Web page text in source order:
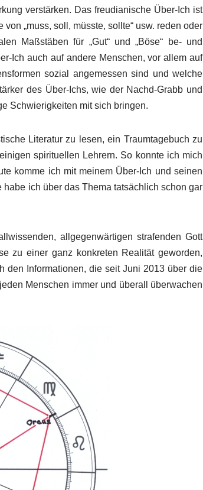
verstärken. Das freudianische Über-Ich ist
„muss, soll, müsste, sollte“ usw. reden oder
Maßstäben für „Gut“ und „Böse“ be- und
Ich auch auf andere Menschen, vor allem auf
sozial angemessen sind und welche
des Über-Ichs, wie der Nachd-Grabb und
Schwierigkeiten mit sich bringen.
Literatur zu lesen, ein Traumtagebuch zu
spirituellen Lehrern. So konnte ich mich
komme ich mit meinem Über-Ich und seinen
ich über das Thema tatsächlich schon gar
allgegenwärtigen strafenden Gott
zu einer ganz konkreten Realität geworden,
den Informationen, die seit Juni 2013 über die
Menschen immer und überall überwachen